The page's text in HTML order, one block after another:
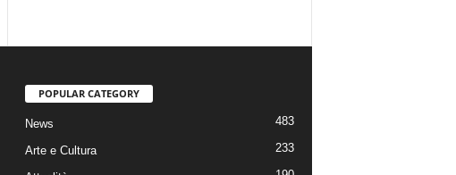
POPULAR CATEGORY
News 483
Arte e Cultura 233